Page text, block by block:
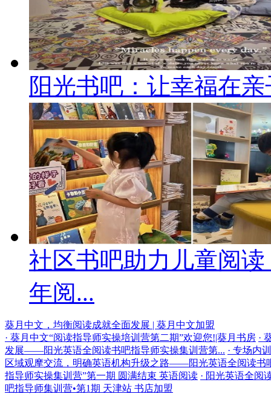
阳光书吧：让幸福在
社区书吧助力儿童阅
年阅...
葵月中文，均衡阅读成就全面发展 | 葵月中文加盟
· 葵月中文“阅读指导师实操培训营第二期”欢迎您!|葵月书房 ·
发展——阳光英语全阅读书吧指导师实操集训营第... · 专场内
区域观摩交流，明确英语机构升级之路——阳光英语全阅读书
指导师实操集训营”第一期 圆满结束 英语阅读 · 阳光英语全阅
吧指导师集训营•第1期 天津站 书店加盟